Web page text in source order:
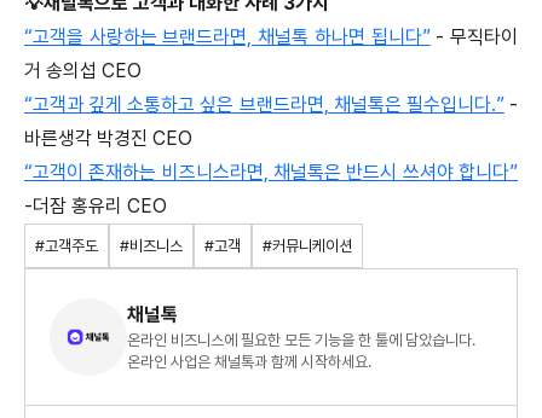
“고객을 사랑하는 브랜드라면, 채널톡 하나면 됩니다”- 무직타이
거 송의섭 CEO
“고객과 깊게 소통하고 싶은 브랜드라면, 채널톡은 필수입니다.”-
바른생각 박경진 CEO
“고객이 존재하는 비즈니스라면, 채널톡은 반드시 쓰셔야 합니다”
-더잠 홍유리 CEO
#고객주도 #비즈니스 #고객 #커뮤니케이션
채널톡
온라인 비즈니스에 필요한 모든 기능을 한 툴에 담았습니다.
온라인 사업은 채널톡과 함께 시작하세요.